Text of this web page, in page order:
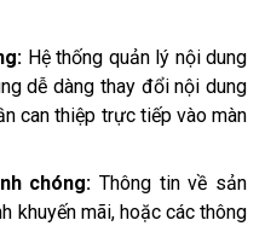
Hệ thống quản lý nội dung
dễ dàng thay đổi nội dung
can thiệp trực tiếp vào màn
chóng: Thông tin về sản
khuyến mãi, hoặc các thông